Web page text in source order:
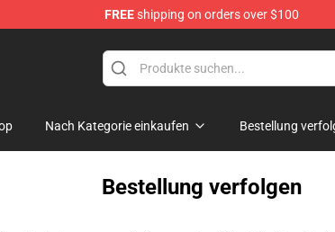
FREEshipping on orders over $100
Store
Nach Kategorie einkaufen Bestellung
Bestellung verfolgen